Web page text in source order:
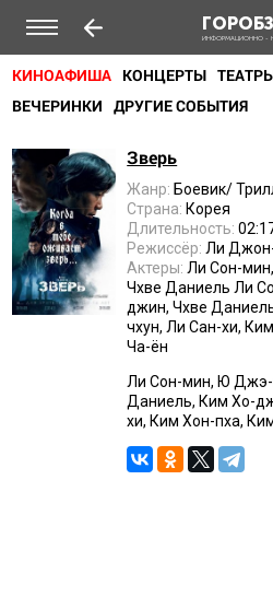
ИНФОРМАЦИОННО -
КИНОАФИША КОНЦЕРТЫ
ВЕЧЕРИНКИ ДРУГИЕ СОБЫТИЯ
Зверь
Жанр: Боевик/
Страна: Корея
Длительность:
Режиссёр: Ли
Актеры: Ли Сон-
Чхве Даниель Ли
джин, Чхве
чхун, Ли Сан-хи,
Ча-ён
Ли Сон-мин, Ю
Даниель, Ким Хо-
хи, Ким Хон-пха,